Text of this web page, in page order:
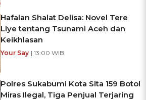
Hafalan Shalat Delisa: Novel Tere
Liye tentang Tsunami Aceh dan
Keikhlasan
Your Say | 13:00 WIB
Polres Sukabumi Kota Sita 159 Botol
Miras Ilegal, Tiga Penjual Terjaring